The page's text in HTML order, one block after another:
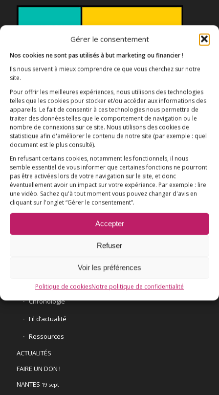
Gérer le consentement
Nos cookies ne sont pas utilisés à but marketing ou financier !
Ils nous servent à mieux comprendre ce que vous cherchez sur notre
site.
Pour offrir les meilleures expériences, nous utilisons des technologies
telles que les cookies pour stocker et/ou accéder aux informations des
appareils. Le fait de consentir à ces technologies nous permettra de
traiter des données telles que le comportement de navigation ou le
nombre de connexions sur ce site. Nous utilisons des cookies de
statistique afin d'améliorer le contenu de notre site (par exemple : quel
document est le plus consulté).
En refusant certains cookies, notamment les fonctionnels, il nous
semble essentiel de vous informer que certaines fonctions ne pourront
pas être activées lors de votre navigation sur le site, et donc
éventuellement avoir un impact sur votre expérience. Par exemple : lire
une vidéo. Sachez qu'à tout moment vous pouvez changer d'avis en
cliquant sur l'onglet “Gérer le consentement”.
Accepter
Refuser
Voir les préférences
Politique de cookiesNotre politique de confidentialité
Association E3M
Qui sommes-nous ? AIDEZ-NOUS !
L’ESSENTIEL
AGIR
E3M interpelle le Ministre de la Santé
Vaccination HPV – FAQ
Chronologie
Fil d’actualité
Ressources
ACTUALITÉS
FAIRE UN DON !
NANTES 19 sept